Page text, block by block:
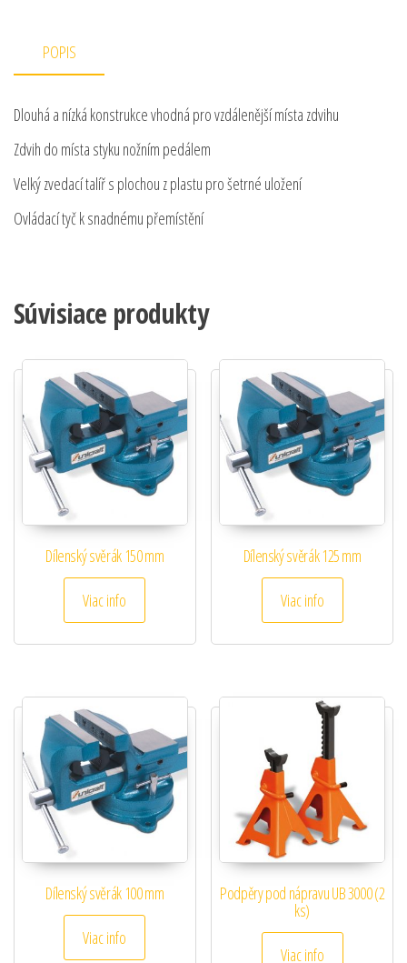
POPIS
Dlouhá a nízká konstrukce vhodná pro vzdálenější místa zdvihu
Zdvih do místa styku nožním pedálem
Velký zvedací talíř s plochou z plastu pro šetrné uložení
Ovládací tyč k snadnému přemístění
Súvisiace produkty
Dílenský svěrák 150 mm
Viac info
Dílenský svěrák 125 mm
Viac info
Dílenský svěrák 100 mm
Viac info
Podpěry pod nápravu UB 3000 (2
ks)
Viac info